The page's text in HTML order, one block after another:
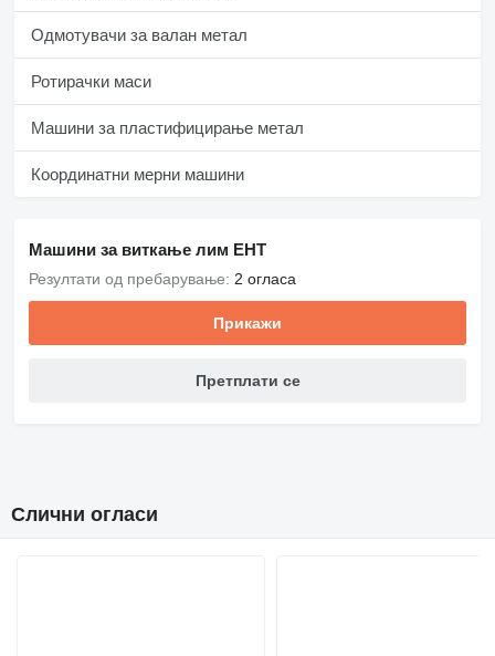
Одмотувачи за валан метал
Ротирачки маси
Машини за пластифицирање метал
Координатни мерни машини
Машини за виткање лим EHT
Резултати од пребарување: 2 огласа
Прикажи
Претплати се
Слични огласи